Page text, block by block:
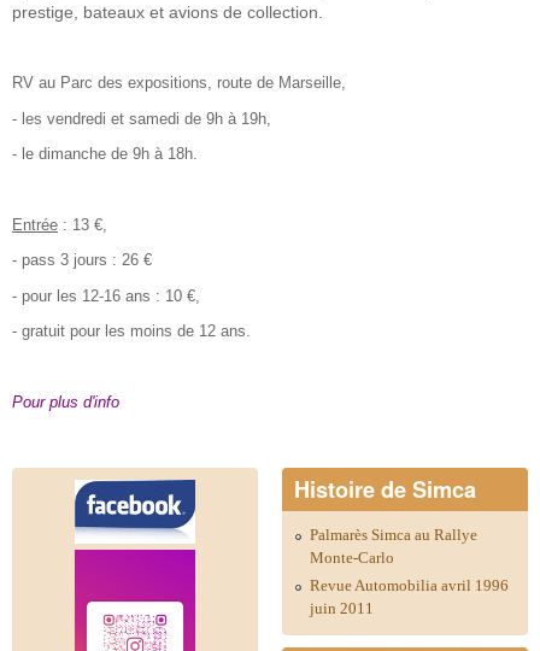
prestige, bateaux et avions de collection.
RV au Parc des expositions, route de Marseille,
- les vendredi et samedi de 9h à 19h,
- le dimanche de 9h à 18h.
Entrée : 13 €,
- pass 3 jours : 26 €
- pour les 12-16 ans : 10 €,
- gratuit pour les moins de 12 ans.
Pour plus d'info
Histoire de Simca
Palmarès Simca au Rallye
Monte-Carlo
Revue Automobilia avril 1996
juin 2011